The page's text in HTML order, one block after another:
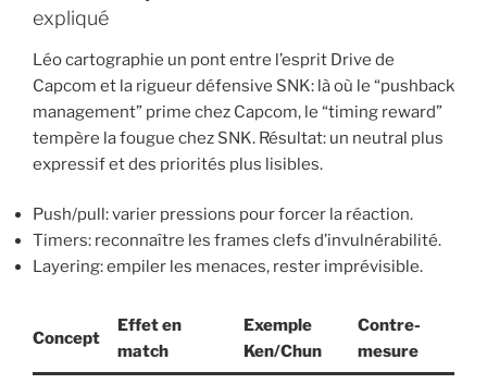
expliqué
Léo cartographie un pont entre l’esprit Drive de
Capcom et la rigueur défensive SNK: là où le “pushback
management” prime chez Capcom, le “timing reward”
tempère la fougue chez SNK. Résultat: un neutral plus
expressif et des priorités plus lisibles.
Push/pull: varier pressions pour forcer la réaction.
Timers: reconnaître les frames clefs d’invulnérabilité.
Layering: empiler les menaces, rester imprévisible.
Concept
Effet en
match
Exemple
Ken/Chun
Contre-
mesure